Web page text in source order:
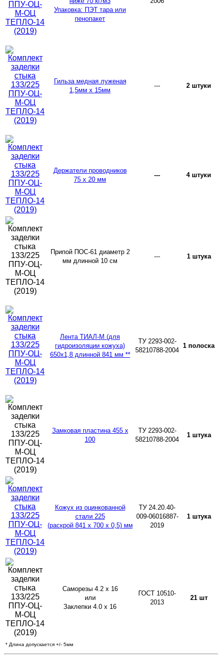
Упаковка: ПЭТ тара или
пенопакет
Гильза медная луженая
1,5мм х 15мм
--- 2 штуки
Держатели проводников
75 х 20 мм
--- 4 штуки
Припой ПОС-61 диаметр 2
мм длинной 10 см
--- 1 штука
Лента ТИАЛ-М (для
гидроизоляции кожуха)
650х1,8 длинной 841 мм **
ТУ 2293-002-
58210788-2004
1 полоска
Замковая пластина 455 х
100
ТУ 2293-002-
58210788-2004
1 штука
Кожух из оцинкованной
стали 225
(раскрой 841 х 700 х 0,5) мм
ТУ 24.20.40-
009-06016887-
2019
1 штука
Саморезы 4.2 х 16
или
Заклепки 4.0 х 16
ГОСТ 10510-
2013
21 шт
* Длина допускается +/- 5мм